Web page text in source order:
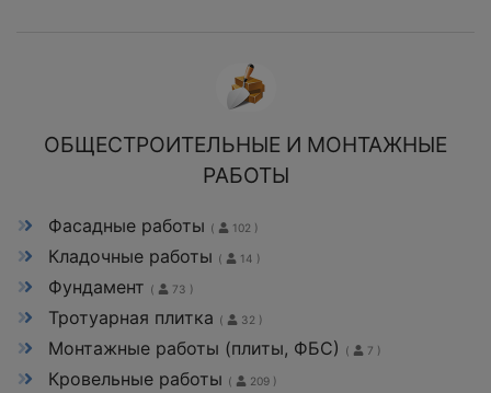
ОБЩЕСТРОИТЕЛЬНЫЕ И МОНТАЖНЫЕ
РАБОТЫ
Фасадные работы ( 102 )
Кладочные работы ( 14 )
Фундамент ( 73 )
Тротуарная плитка ( 32 )
Монтажные работы (плиты, ФБС) ( 7 )
Кровельные работы ( 209 )